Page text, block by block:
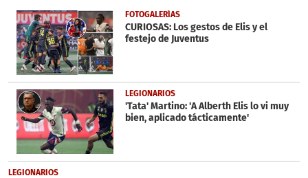
1
minute,
23
seconds
FOTOGALERÍAS
CURIOSAS: Los gestos de Elis y el
festejo de Juventus
LEGIONARIOS
'Tata' Martino: 'A Alberth Elis lo vi muy
bien, aplicado tácticamente'
LEGIONARIOS